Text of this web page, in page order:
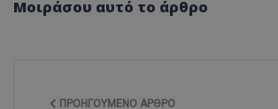
Μοιράσου αυτό το άρθρο
ΠΡΟΗΓΟΎΜΕΝΟ ΆΡΘΡΟ